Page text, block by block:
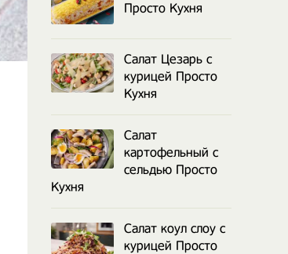
Просто Кухня
Салат Цезарь с
курицей Просто
Кухня
Салат
картофельный с
сельдью Просто
Кухня
Салат коул слоу с
курицей Просто